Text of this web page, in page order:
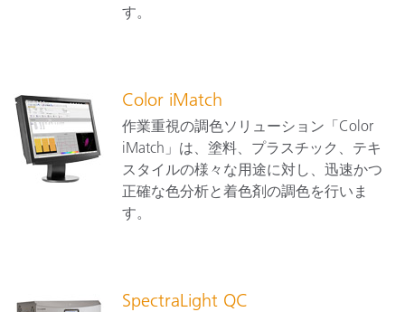
す。
Color iMatch
作業重視の調色ソリューション「Color
iMatch」は、塗料、プラスチック、テキ
スタイルの様々な用途に対し、迅速かつ
正確な色分析と着色剤の調色を行いま
す。
SpectraLight QC